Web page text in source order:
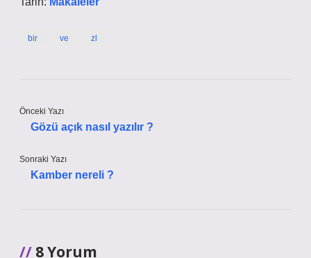
bir ve zl
Önceki Yazı
Gözü açık nasıl yazılır ?
Sonraki Yazı
Kamber nereli ?
8 Yorum